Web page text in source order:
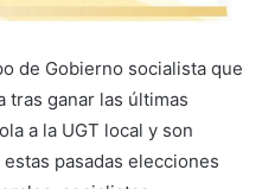
de Gobierno socialista que
tras ganar las últimas
a la UGT local y son
pasadas elecciones